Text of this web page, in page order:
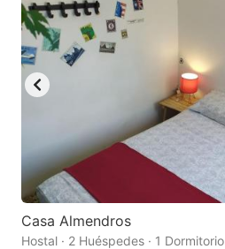
Casa Almendros
Hostal · 2 Huéspedes · 1 Dormitorio